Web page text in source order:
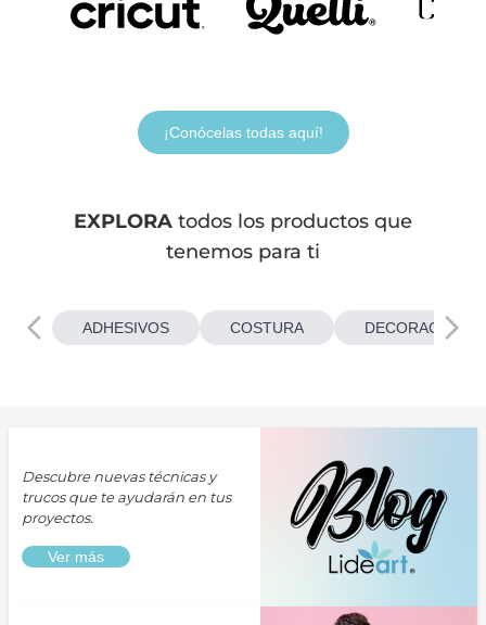
¡Conócelas todas aquí!
EXPLORA todos los productos que
tenemos para ti
ADHESIVOS COSTURA
Descubre nuevas técnicas y
trucos que te ayudarán en tus
proyectos.
Ver más